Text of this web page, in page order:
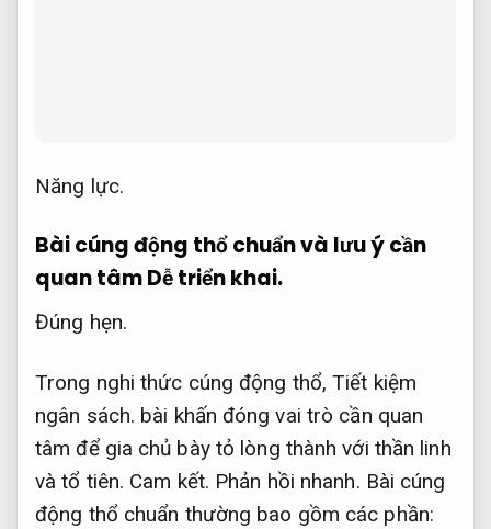
Năng lực.
Bài cúng động thổ chuẩn và lưu ý cần
quan tâmDễ triển khai.
Đúng hẹn.
Trong nghi thức cúng động thổ,Tiết kiệm
ngân sách. bài khấn đóng vai trò cần quan
tâm để gia chủ bày tỏ lòng thành với thần linh
và tổ tiên. Cam kết. Phản hồi nhanh. Bài cúng
động thổ chuẩn thường bao gồm các phần: